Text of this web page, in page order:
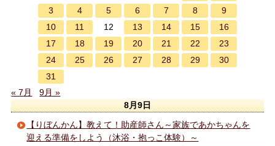
3
4 5 6 7 8
9
10
11 12 13 14 15
16
17
18 19 20 21 22
23
24
25 26 27 28 29
30
31
« 7月
9月 »
8月9日
【りぼんかん】教えて！助産師さん～家族であかちゃんを
迎える準備をしよう（沐浴・抱っこ体験）～